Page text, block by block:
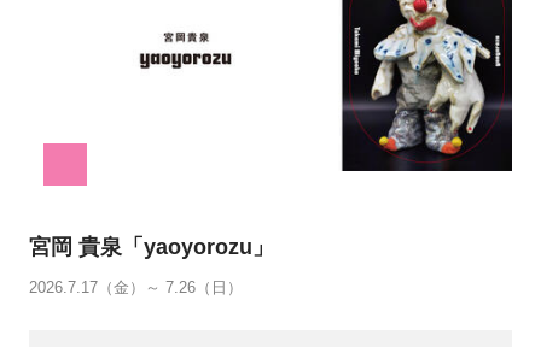
宮岡 貴泉「yaoyorozu」
2026.7.17（金）～ 7.26（日）